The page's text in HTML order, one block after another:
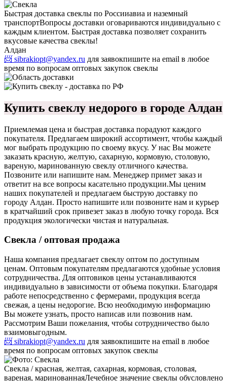
Быстрая доставка свеклы по Россииавиа и наземный
транспортВопросы доставки оговариваются индивидуально с
каждым клиентом. Быстрая доставка позволяет сохранить
вкусовые качества свеклы!
Алдан
📨 sibrakiopt@yandex.ru для заявокпишите на email в любое
время по вопросам оптовых закупок свеклы
Купить свеклу недорого в городе Алдан
Приемлемая цена и быстрая доставка порадуют каждого
покупателя. Предлагаем широкий ассортимент, чтобы каждый
мог выбрать продукцию по своему вкусу. У нас Вы можете
заказать красную, желтую, сахарную, кормовую, столовую,
вареную, маринованную свеклу отличного качества.
Позвоните или напишите нам. Менеджер примет заказ и
ответит на все вопросы касательно продукции.Мы ценим
наших покупателей и предлагаем быструю доставку по
городу Алдан. Просто напишите или позвоните нам и курьер
в кратчайший срок привезет заказ в любую точку города. Вся
продукция экологически чистая и натуральная.
Свекла / оптовая продажа
Наша компания предлагает свеклу оптом по доступным
ценам. Оптовым покупателям предлагаются удобные условия
сотрудничества. Для оптовиков цены устанавливаются
индивидуально в зависимости от объема покупки. Благодаря
работе непосредственно с фермерами, продукция всегда
свежая, а цены недорогие. Всю необходимую информацию
Вы можете узнать, просто написав или позвонив нам.
Рассмотрим Ваши пожелания, чтобы сотрудничество было
взаимовыгодным.
📨 sibrakiopt@yandex.ru для заявокпишите на email в любое
время по вопросам оптовых закупок свеклы
Свекла / красная, желтая, сахарная, кормовая, столовая,
вареная, маринованнаяЛечебное значение свеклы обусловлено